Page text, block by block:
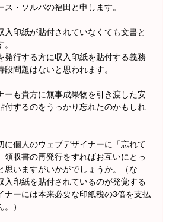
・ソルバの福田と申します。
入印紙が貼付されていなくても文書と
発行する方に収入印紙を貼付する義務
問題はないと思われます。
ーも貴方に無事成果物を引き渡した安
付するのをうっかり忘れたのかもしれ
に個人のウェブデザイナーに「忘れて
領収書の再発行をすればお互いにとっ
思いますがいかがでしょうか。（な
入印紙を貼付されているのが発覚する
ナーには本来必要な印紙税の3倍を支払
）